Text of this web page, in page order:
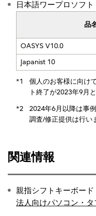
日本語ワープロソフト
品
OASYS V10.0
Japanist 10
*1
個人のお客様に向け
ト終了が2023年9月
*2
2024年6月以降は事
調査/修正提供は行い
関連情報
親指シフトキーボード
法人向けパソコン・